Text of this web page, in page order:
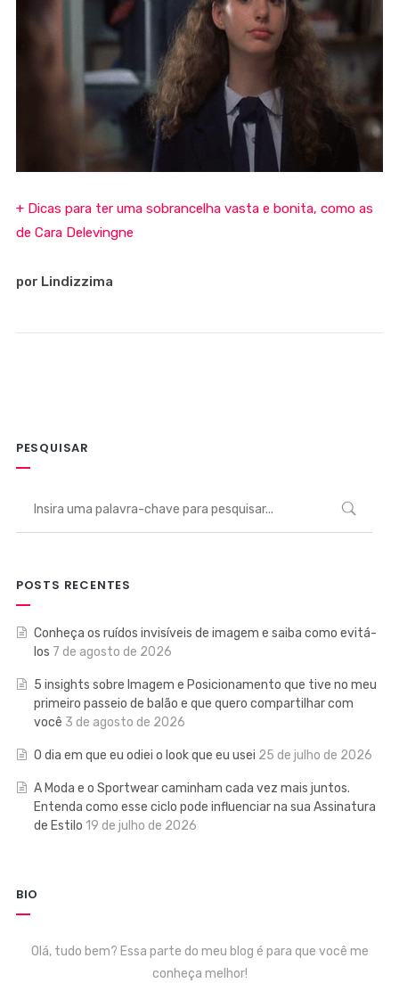
+ Dicas para ter uma sobrancelha vasta e bonita, como as
de Cara Delevingne
por Lindizzima
PESQUISAR
POSTS RECENTES
Conheça os ruídos invisíveis de imagem e saiba como evitá-
los 7 de agosto de 2026
5 insights sobre Imagem e Posicionamento que tive no meu
primeiro passeio de balão e que quero compartilhar com
você 3 de agosto de 2026
O dia em que eu odiei o look que eu usei 25 de julho de 2026
A Moda e o Sportwear caminham cada vez mais juntos.
Entenda como esse ciclo pode influenciar na sua Assinatura
de Estilo 19 de julho de 2026
BIO
Olá, tudo bem? Essa parte do meu blog é para que você me
conheça melhor!